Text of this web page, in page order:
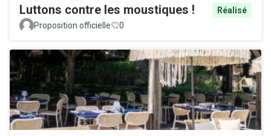
Luttons contre les moustiques !
Réalisé
Proposition officielle
0